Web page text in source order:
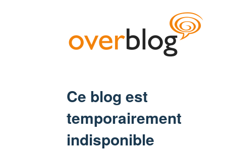
Ce blog est
temporairement
indisponible